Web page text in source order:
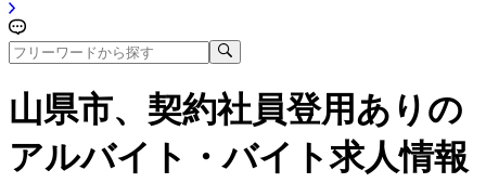
山県市、契約社員登用あり の
アルバイト・バイト求人情報